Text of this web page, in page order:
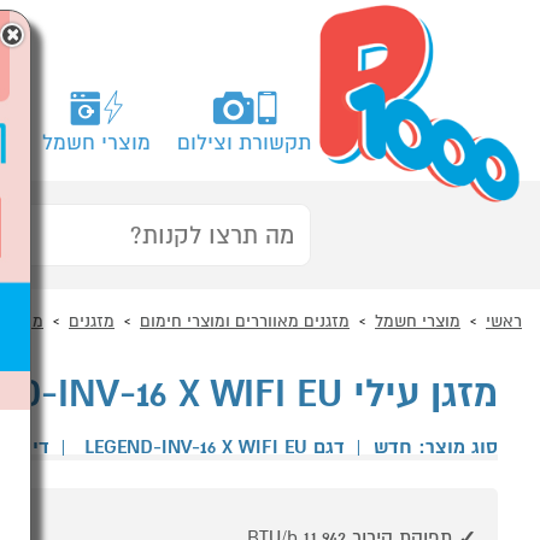
תקשורת וצילום מוצרי חשמל
ראשי מוצרי חשמל מזגנים מאווררים ומוצרי חימום מזגנים מזגן
מזגן עילי LEGEND-INV-16 X WIFI EU טורנדו TORNADO
סוג מוצר: חדש | דגם LEGEND-INV-16 X WIFI EU | דירוג
×